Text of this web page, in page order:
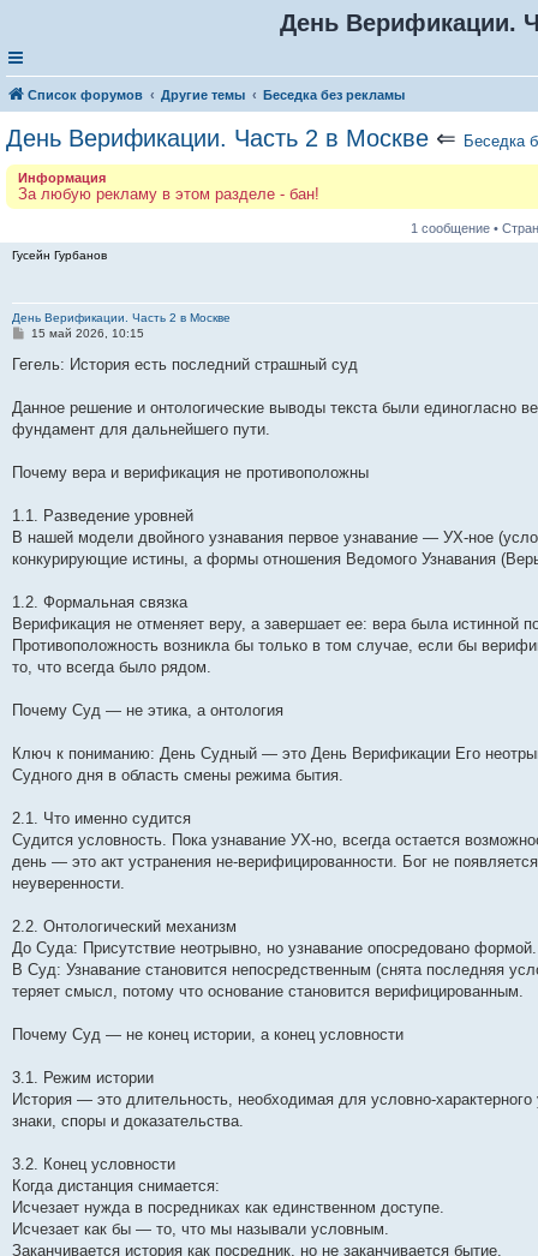
День Верификации.
Список форумов Другие темы Беседка без рекламы
День Верификации. Часть 2 в Москве ⇐ Беседка
Информация
За любую рекламу в этом разделе - бан!
1 сообщение •
Гусейн Гурбанов
День Верификации. Часть 2 в Москве
С
о
е
и
15 май 2026, 10:15
Гегель: История есть последний страшный суд
Данное решение и онтологические выводы текста были единогласно
фундамент для дальнейшего пути.
Почему вера и верификация не противоположны
1.1. Разведение уровней
В нашей модели двойного узнавания первое узнавание — УХ-ное
конкурирующие истины, а формы отношения Ведомого Узнавания
1.2. Формальная связка
Верификация не отменяет веру, а завершает ее: вера была истинной
Противоположность возникла бы только в том случае, если бы
то, что всегда было рядом.
Почему Суд — не этика, а онтология
Ключ к пониманию: День Судный — это День Верификации Его
Судного дня в область смены режима бытия.
2.1. Что именно судится
Судится условность. Пока узнавание УХ-но, всегда остается
день — это акт устранения не-верифицированности. Бог не
неуверенности.
2.2. Онтологический механизм
До Суда: Присутствие неотрывно, но узнавание опосредовано формой.
В Суд: Узнавание становится непосредственным (снята последняя
теряет смысл, потому что основание становится верифицированным.
Почему Суд — не конец истории, а конец условности
3.1. Режим истории
История — это длительность, необходимая для условно-
знаки, споры и доказательства.
3.2. Конец условности
Когда дистанция снимается:
Исчезает нужда в посредниках как единственном доступе.
Исчезает как бы — то, что мы называли условным.
Заканчивается история как посредник, но не заканчивается бытие.